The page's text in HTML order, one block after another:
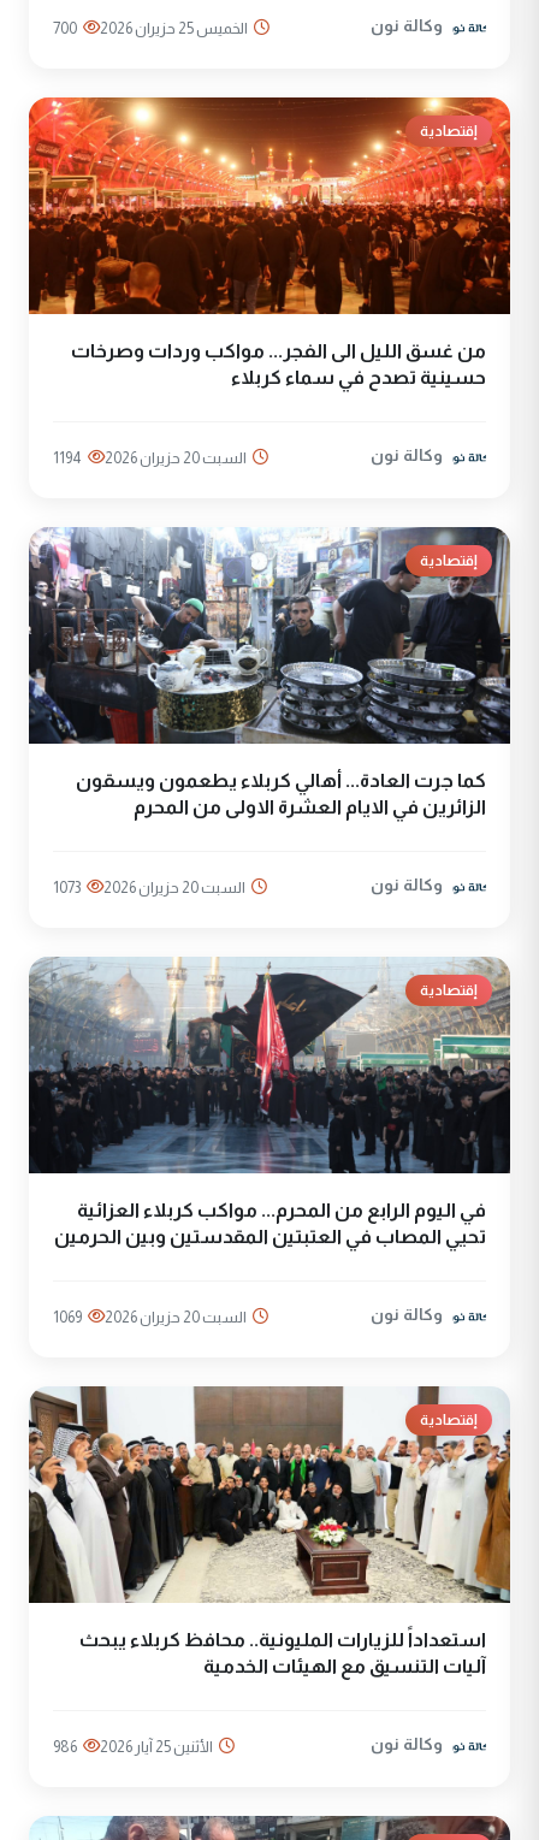
وكالة نون الخميس 25 حزيران 2026 700
إقتصادية
من غسق الليل الى الفجر... مواكب وردات وصرخات
حسينية تصدح في سماء كربلاء
وكالة نون السبت 20 حزيران 2026 1194
إقتصادية
كما جرت العادة... أهالي كربلاء يطعمون ويسقون
الزائرين في الايام العشرة الاولى من المحرم
وكالة نون السبت 20 حزيران 2026 1073
إقتصادية
في اليوم الرابع من المحرم... مواكب كربلاء العزائية
تحيي المصاب في العتبتين المقدستين وبين الحرمين
وكالة نون السبت 20 حزيران 2026 1069
إقتصادية
استعداداً للزيارات المليونية.. محافظ كربلاء يبحث
آليات التنسيق مع الهيئات الخدمية
وكالة نون الأثنين 25 آيار 2026 986